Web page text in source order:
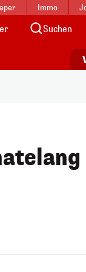
Immo
Suchen